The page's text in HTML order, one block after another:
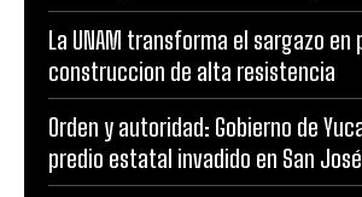
La UNAM transforma el sargazo en
construccion de alta resistencia
Orden y autoridad: Gobierno de
predio estatal invadido en San